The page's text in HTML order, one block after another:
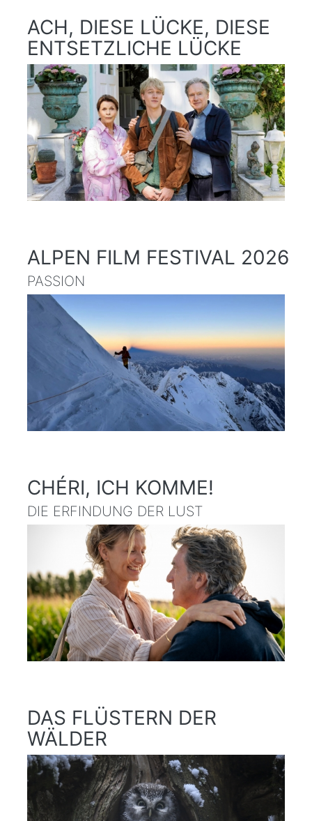
ACH, DIESE LÜCKE, DIESE
ENTSETZLICHE LÜCKE
ALPEN FILM FESTIVAL 2026
PASSION
CHÉRI, ICH KOMME!
DIE ERFINDUNG DER LUST
DAS FLÜSTERN DER
WÄLDER